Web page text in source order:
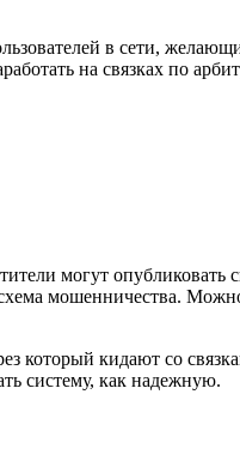
в сети,
на связках по
могут опубликовать
мошенничества.
который кидают со
систему, как надежную.